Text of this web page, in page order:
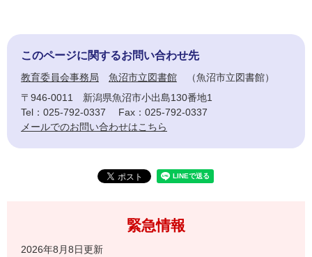
このページに関するお問い合わせ先
教育委員会事務局 魚沼市立図書館
魚沼市立図書館
〒946-0011
新潟県魚沼市小出島130番地1
Tel：025-792-0337
Fax：025-792-0337
メールでのお問い合わせはこちら
緊急情報
2026年8月8日更新